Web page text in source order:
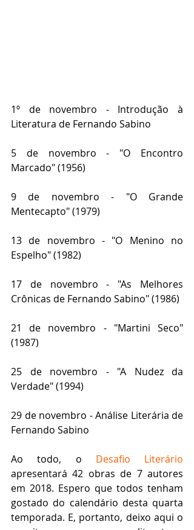
1º de novembro - Introdução à
Literatura de Fernando Sabino
5 de novembro - "O Encontro
Marcado" (1956)
9 de novembro - "O Grande
Mentecapto" (1979)
13 de novembro - "O Menino no
Espelho" (1982)
17 de novembro - "As Melhores
Crônicas de Fernando Sabino" (1986)
21 de novembro - "Martini Seco"
(1987)
25 de novembro - "A Nudez da
Verdade" (1994)
29 de novembro - Análise Literária de
Fernando Sabino
Ao todo, o Desafio Literário
apresentará 42 obras de 7 autores
em 2018. Espero que todos tenham
gostado do calendário desta quarta
temporada. E, portanto, deixo aqui o